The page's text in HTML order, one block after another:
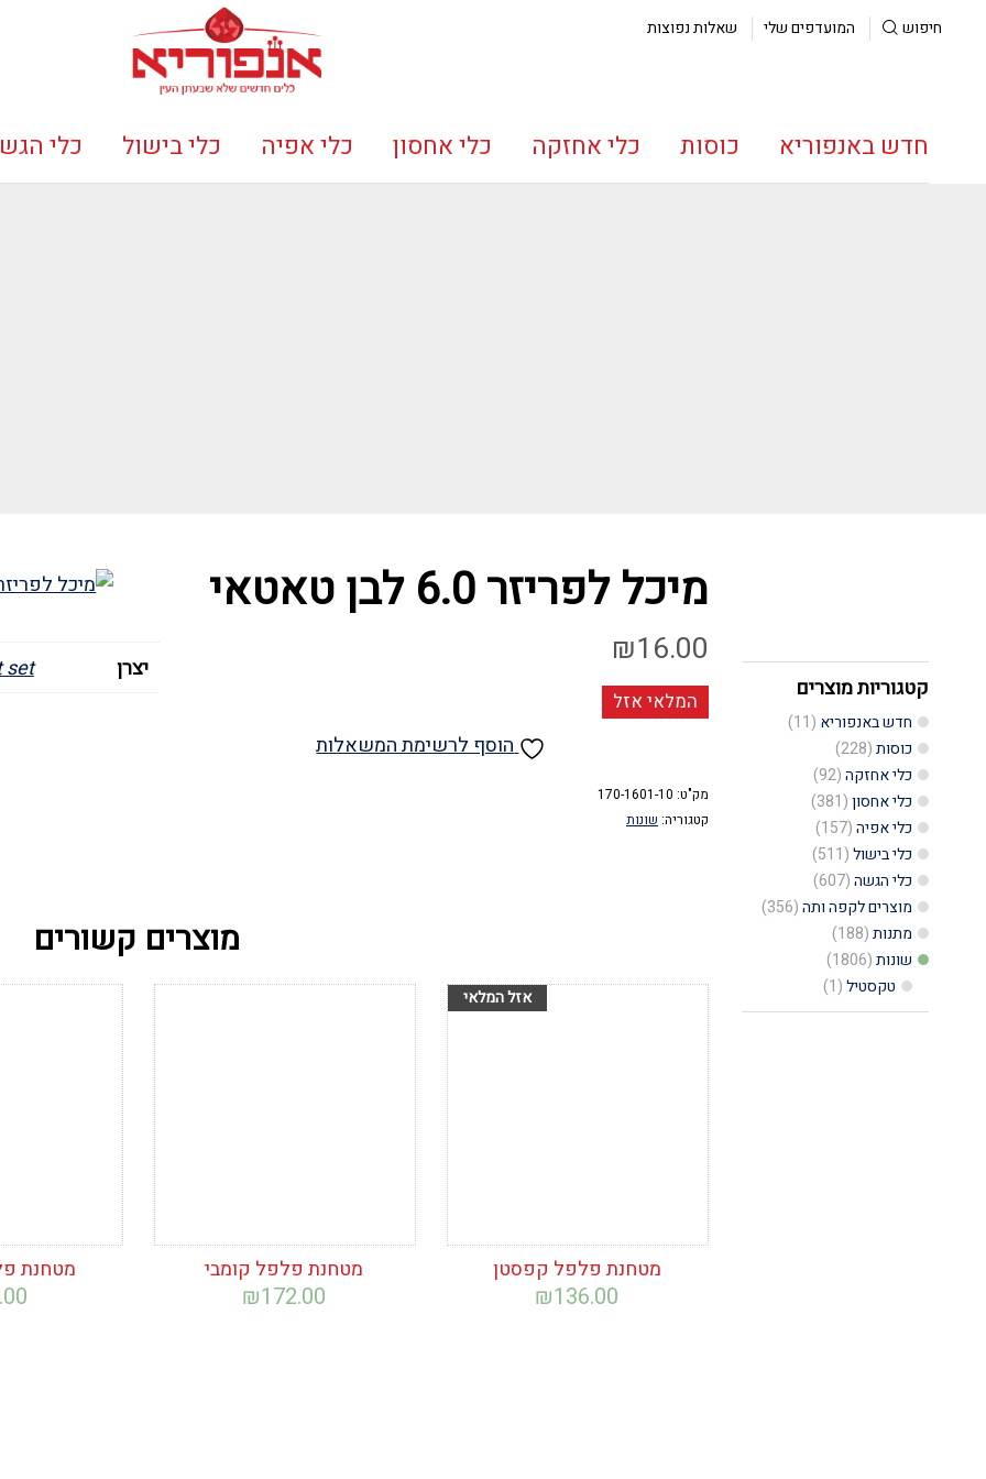
חיפוש המועדפים שלי שאלות נפוצות
חדש באנפוריא כוסות כלי אחזקה כלי אחסון כלי אפיה כלי בישול כלי
קטגוריות מוצרים
חדש באנפוריא (11)
כוסות(228)
כלי אחזקה(92)
כלי אחסון(381)
כלי אפיה(157)
כלי בישול(511)
כלי הגשה(607)
מוצרים לקפה ותה(356)
מתנות(188)
שונות(1806)
טקסטיל(1)
מיכל לפריזר 6.0 לבן טאטאי
₪16.00
המלאי אזל
הוסף לרשימת המשאלות
מק"ט: 170-1601-10
קטגוריה: שונות
יצרן set
מוצרים קשורים
מטחנת פלפל קפסטן
₪136.00
מטחנת פלפל קומבי
₪172.00
מטחנת